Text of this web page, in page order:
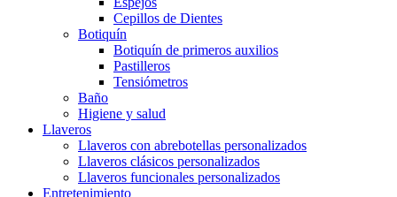
Cepillos de Dientes
Botiquín
Botiquín de primeros auxilios
Pastilleros
Tensiómetros
Baño
Higiene y salud
Llaveros
Llaveros con abrebotellas personalizados
Llaveros clásicos personalizados
Llaveros funcionales personalizados
Entretenimiento